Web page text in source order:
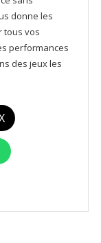
donne les
tous vos
performances
des jeux les